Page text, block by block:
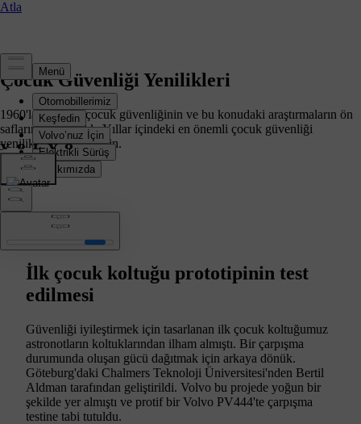
Çocuk Güvenliği Yenilikleri
1960'lardan beri çocuk güvenliğinin ve bu konudaki araştırmaların ön
saflarında yer aldık. Yıllar içindeki en önemli çocuk güvenliği
yeniliklerimizi keşfedin.
İlk çocuk koltuğu prototipinin test
edilmesi
Güvenliği iyileştirmek için tasarlanan ilk çocuk koltuğumuz
astronotların koltuklarından ilham almıştı. Bir çarpışma
durumunda oluşan gücü dağıtmak için arkaya dönük.
Göteburg'daki Chalmers Teknoloji Üniversitesi'nden Bertil
Aldman tarafından geliştirildi. Volvo bu projede yoğun bir
şekilde yer almıştı ve protif bir Volvo PV444'te çarpışma
testine tabi tutuldu.